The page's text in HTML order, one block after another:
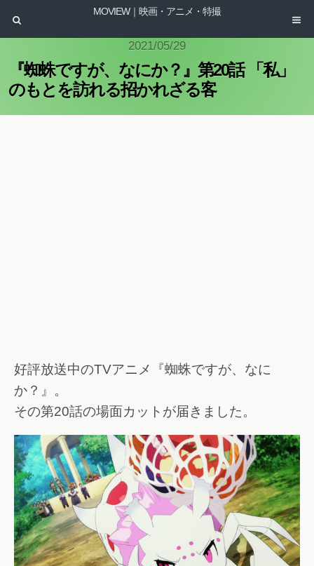
MOVIEW｜映画・アニメ・特撮
2021/05/29
『蜘蛛ですが、なにか？』第20話 「私」
のもとを訪れる招かれざる客
好評放送中のTVアニメ『蜘蛛ですが、なに
か？』。
その第20話の場面カットが届きました。